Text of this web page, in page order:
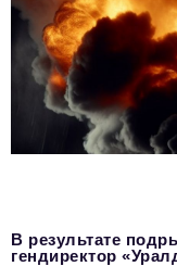
В результате
гендиректор